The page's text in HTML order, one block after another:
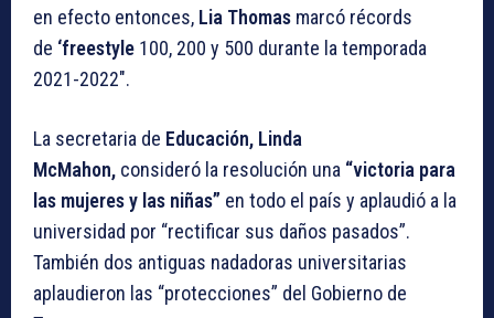
en efecto entonces, Lia Thomas marcó récords
de ‘freestyle 100, 200 y 500 durante la temporada
2021-2022″.
La secretaria de Educación, Linda
McMahon, consideró la resolución una “victoria para
las mujeres y las niñas” en todo el país y aplaudió a la
universidad por “rectificar sus daños pasados”.
También dos antiguas nadadoras universitarias
aplaudieron las “protecciones” del Gobierno de